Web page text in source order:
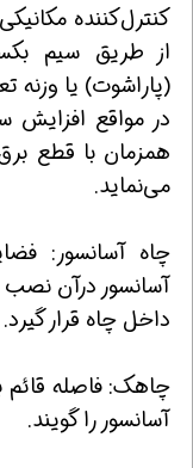
کنترل‌کننده
از طریق سیم
(پاراشوت) یا
در مواقع افزایش
همزمان با قطع برق
می‌نماید.
چاه آسانسور:
آسانسور درآن نصب
داخل چاه قرار گیرد.
چاهک: فاصله قائم
آسانسور را گویند.